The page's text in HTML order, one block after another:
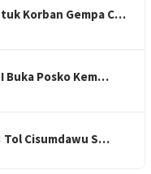
Korban Gempa C…
Buka Posko Kem…
Tol Cisumdawu S…